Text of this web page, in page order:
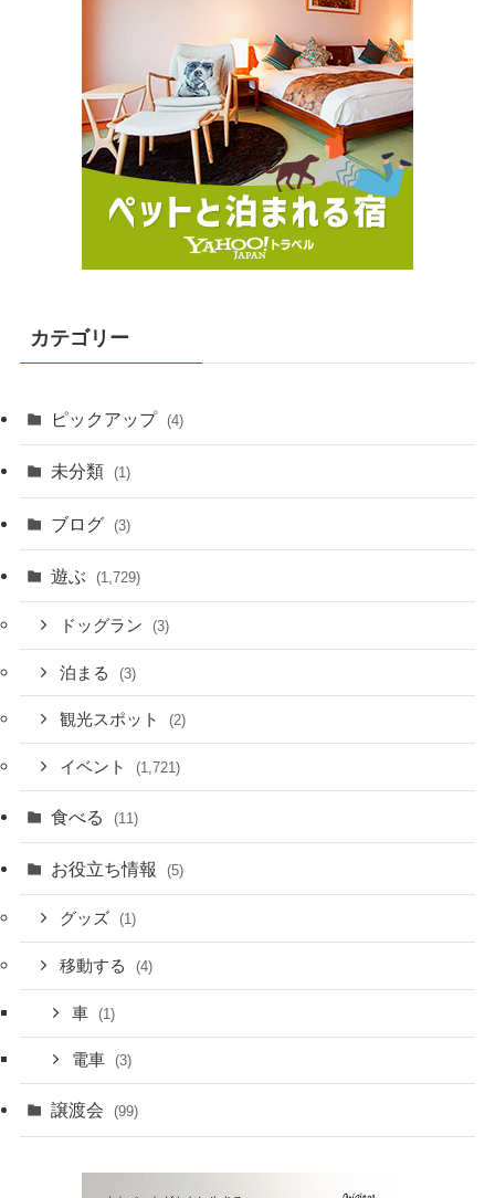
カテゴリー
ピックアップ (4)
未分類 (1)
ブログ (3)
遊ぶ (1,729)
ドッグラン (3)
泊まる (3)
観光スポット (2)
イベント (1,721)
食べる (11)
お役立ち情報 (5)
グッズ (1)
移動する (4)
車 (1)
電車 (3)
譲渡会 (99)